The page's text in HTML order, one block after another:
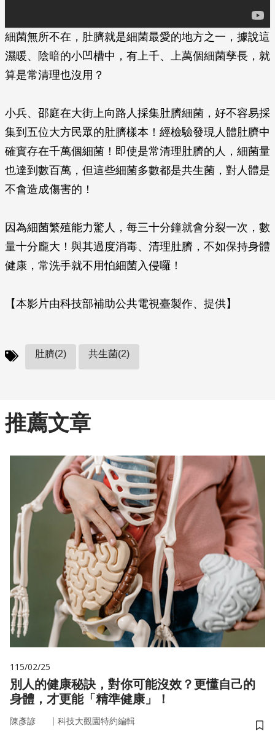
細菌無所不在，肚臍就是細菌最愛的地方之一，據說這
濕暖、陰暗的小凹槽中，有上千、上萬個細菌孳長，就
算是常清理也沒用？
小兵、邵庭在大街上向路人採集肚臍細菌，好不容易採
集到五位大方民眾的肚臍樣本！經檢驗發現人體肚臍中
確實存在千萬個細菌！即使是常清理肚臍的人，細菌量
也達到數百萬，但這些細菌多數都是共生菌，對人體是
不會造成傷害的！
因為細菌繁殖能力驚人，每三十分鐘就會分裂一次，數
量十分龐大！與其過度消毒、清理肚臍，不如保持身體
健康，常洗手就不用怕細菌入侵囉！
【本影片由科技部補助公共電視臺製作、提供】
肚臍(2) 共生菌(2)
推薦文章
115/02/25
別人的健康秘訣，對你可能沒效？更懂自己的
身體，才更能「精準健康」！
陳彥諺 ｜ 科技大觀園特約編輯
儲